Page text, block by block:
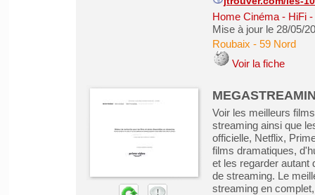
Home Cinéma - HiFi
Mise à jour le 28/05/
Roubaix - 59 Nord
Voir la fiche
Voir les meilleurs
streaming ainsi que
officielle, Netflix,
films dramatiques,
et les regarder autant
de streaming. Le
streaming en